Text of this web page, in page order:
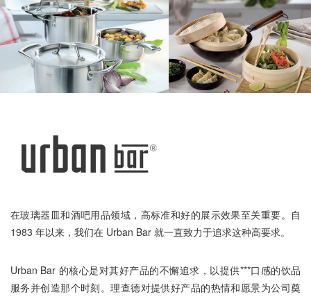
在玻璃器皿和酒吧用品领域，高标准和好的展示效果至关重要。自
1983 年以来，我们在 Urban Bar 就一直致力于追求这种高要求。
Urban Bar 的核心是对其好产品的不懈追求，以提供***口感的饮品
服务并创造那个时刻。理查德对提供好产品的热情和愿景为公司奠